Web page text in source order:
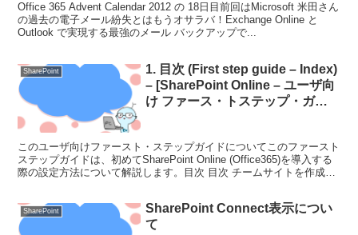
Office 365 Advent Calendar 2012 の 18日目前回はMicrosoft 米田さん
の過去の電子メール紛失とはもうオサラバ！Exchange Online と
Outlook で実現する最強のメール バックアップで...
SharePoint
1. 目次 (First step guide – Index)
– [SharePoint Online – ユーザ向
け ファース・トステップ・ガイ
このユーザ向けファースト・ステップガイドについてこのファースト
ステップガイドは、初めてSharePoint Online (Office365)を導入する
際の設定方法について解説します。目次 目次 チームサイトを作成し
SharePoint
SharePoint Connect表示につい
て